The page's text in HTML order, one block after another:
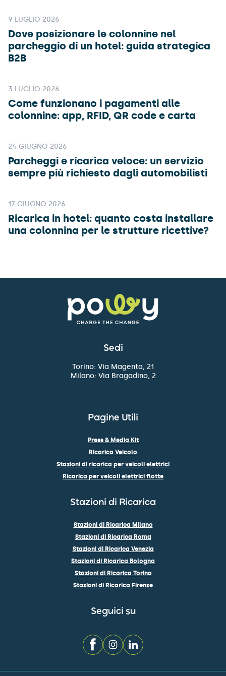
9 LUGLIO 2026
Dove posizionare le colonnine nel
parcheggio di un hotel: guida strategica
B2B
3 LUGLIO 2026
Come funzionano i pagamenti alle
colonnine: app, RFID, QR code e carta
24 GIUGNO 2026
Parcheggi e ricarica veloce: un servizio
sempre più richiesto dagli automobilisti
17 GIUGNO 2026
Ricarica in hotel: quanto costa installare
una colonnina per le strutture ricettive?
Sedi
Torino: Via Magenta, 21
Milano: Via Bragadino, 2
Pagine Utili
Press & Media Kit
Ricarica Veicolo
Stazioni di ricarica per veicoli elettrici
Ricarica per veicoli elettrici flotte
Stazioni di Ricarica
Stazioni di Ricarica Milano
Stazioni di Ricarica Roma
Stazioni di Ricarica Venezia
Stazioni di Ricarica Bologna
Stazioni di Ricarica Torino
Stazioni di Ricarica Firenze
Seguici su